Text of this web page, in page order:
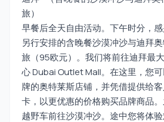
旅）
早餐后全天自由活动。下午时分，
另行安排的含晚餐沙漠冲沙与迪拜
旅（95欧元）。我们将前往迪拜最
心 Dubai Outlet Mall。在这里，您
牌的奥特莱斯店铺，并凭借提供给
卡，以更优惠的价格购买品牌商品
越野车前往沙漠冲沙。途中您将体